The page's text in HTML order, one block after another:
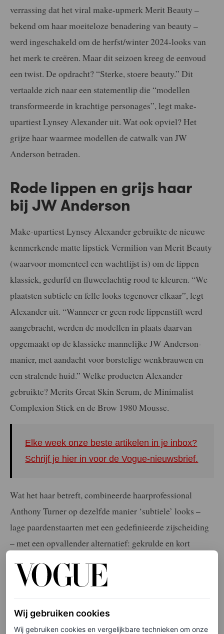
verrassing dat het viral make-upmerk Merit Beauty –
bekend om haar moeiteloze benadering van beauty –
werd ingeschakeld om de herfst/winter 2024-looks van
het merk te creëren. Maar dit seizoen kreeg de eenvoud
een twist. De opdracht? “Sterke, stoere beauty.” Dit
vertaalde zich naar een statementlip die “modellen
transformeerde in krachtige personages”, legt make-
upartiest Lynsey Alexander uit. Wat ook opviel? Het
grijze haar waarmee modellen de catwalk van JW
Anderson betraden.
Rode lippen en grijs haar
bij JW Anderson
Make-upartiest Lynsey Alexander gebruikte de nieuwe
kenmerkende matte lipstick Vermilion van Merit Beauty
(waarvoor momenteel een wachtlijst is) om de lippen
klassiek, gedurfd en fluweelachtig rood te kleuren. “We
plaatsten subtiele en felle looks tegenover elkaar”, legt
Alexander uit. “Wanneer er geen rode lippenstift werd
aangebracht, werden de modellen in plaats daarvan
opgemaakt op de klassieke mannelijke JW Anderson-
manier, met aandacht voor borstelige wenkbrauwen en
een stralende huid.” Welke producten Alexander
gebruikte? Merits Great Skin Serum, de Minimalist
Complexion Stick en de Brow 1980 Mousse.
Elke week onze beste artikelen in je inbox?
Schrijf je hier in voor de Vogue-nieuwsbrief.
Wat het haar betreft, combineerde haarprofessional
Anthony Turner op dezelfde manier ‘subtiele’ looks –
lage paardenstaarten met een gedefinieerde zijscheiding
– met een opvallender alternatief: gekrulde en kort
looks met grijs haar en rode lippen, was geïnspireerd op
de Britse tv-serie
Last of the Summer Wine
versleten Engelse tweeds, wollige mutsen, pantoffels en
Wij gebruiken cookies
Wij gebruiken cookies en vergelijkbare technieken om onze